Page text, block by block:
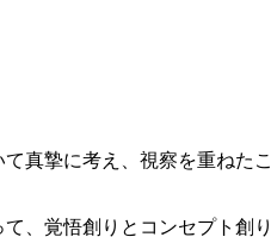
真摯に考え、視察を重ねたこ
、覚悟創りとコンセプト創り